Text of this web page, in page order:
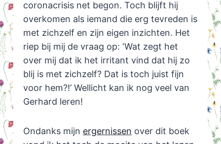
coronacrisis net begon. Toch blijft hij
overkomen als iemand die erg tevreden is
met zichzelf en zijn eigen inzichten. Het
riep bij mij de vraag op: ‘Wat zegt het
over mij dat ik het irritant vind dat hij zo
blij is met zichzelf? Dat is toch juist fijn
voor hem?!’ Wellicht kan ik nog veel van
Gerhard leren!
Ondanks mijn ergernissen over dit boek